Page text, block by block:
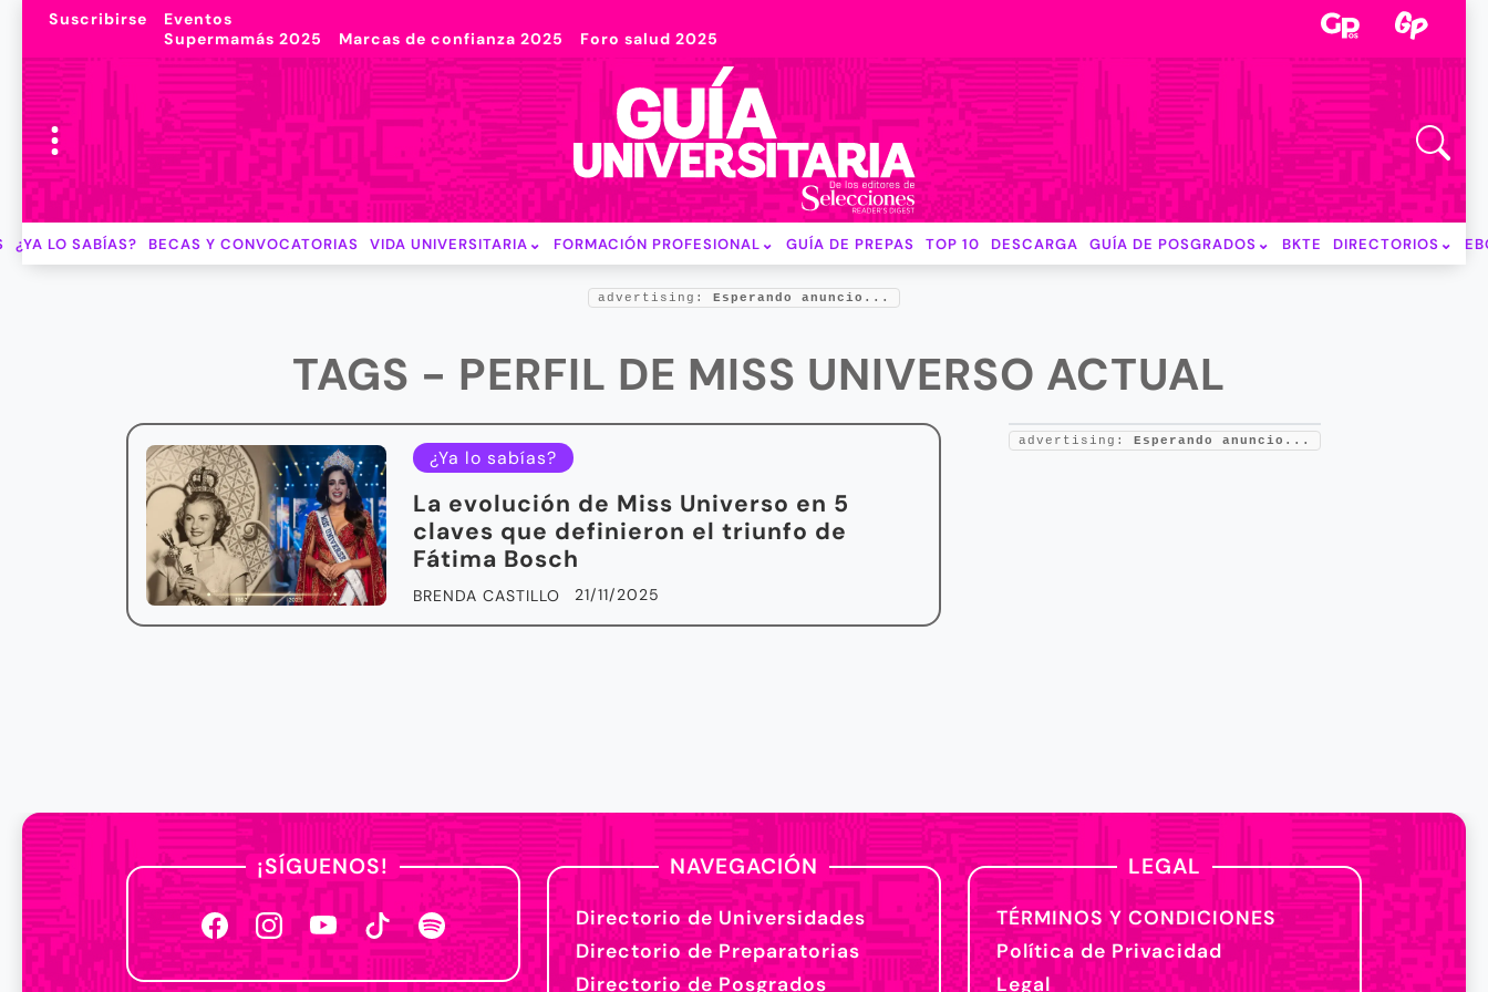
Suscribirse
Eventos
Supermamás 2025
Marcas de confianza 2025 Foro salud 2025
¿YA LO SABÍAS? BECAS Y CONVOCATORIAS VIDA UNIVERSITARIA FORMACIÓN PROFESIONAL GUÍA DE PREPAS TOP 10 DESCARGA GUÍA DE POSGRADOS BKTE DIRECTORIOS
advertising: Esperando anuncio...
TAGS - PERFIL DE MISS UNIVERSO ACTUAL
¿Ya lo sabías?
La evolución de Miss Universo en 5
claves que definieron el triunfo de
Fátima Bosch
BRENDA CASTILLO 21/11/2025
advertising: Esperando anuncio...
¡SÍGUENOS! NAVEGACIÓN
Directorio de Universidades
Directorio de Preparatorias
Directorio de Posgrados
LEGAL
TÉRMINOS Y CONDICIONES
Política de Privacidad
Legal